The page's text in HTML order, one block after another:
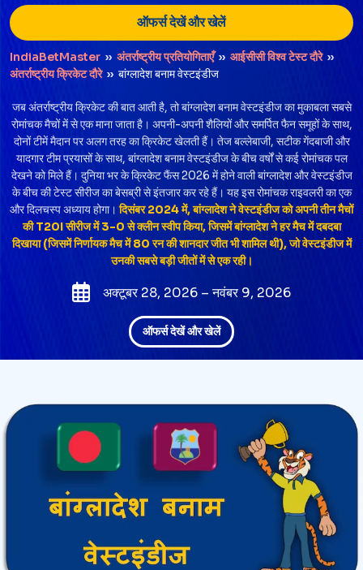
ऑफर्स देखें और खेलें
IndiaBetMaster ›› अंतर्राष्ट्रीय प्रतियोगिताएँ ›› आईसीसी विश्व टेस्ट दौरे ››
अंतर्राष्ट्रीय क्रिकेट दौरे ›› बांग्लादेश बनाम वेस्टइंडीज
जब अंतर्राष्ट्रीय क्रिकेट की बात आती है, तो बांग्लादेश बनाम वेस्टइंडीज का मुकाबला सबसे
रोमांचक मैचों में से एक माना जाता है। अपनी-अपनी शैलियों और समर्पित फैन समूहों के साथ,
दोनों टीमें मैदान पर अलग तरह का क्रिकेट खेलती हैं। तेज बल्लेबाजी, सटीक गेंदबाजी और
यादगार टीम प्रयासों के साथ, बांग्लादेश बनाम वेस्टइंडीज के बीच वर्षों से कई रोमांचक पल
देखने को मिले हैं। दुनिया भर के क्रिकेट फैंस 2026 में होने वाली बांग्लादेश और वेस्टइंडीज
के बीच की टेस्ट सीरीज का बेसब्री से इंतजार कर रहे हैं। यह इस रोमांचक राइवलरी का एक
और दिलचस्प अध्याय होगा।दिसंबर 2024 में, बांग्लादेश ने वेस्टइंडीज को अपनी तीन मैचों
की T20I सीरीज में 3-0 से क्लीन स्वीप किया, जिसमें बांग्लादेश ने हर मैच में दबदबा
दिखाया (जिसमें निर्णायक मैच में 80 रन की शानदार जीत भी शामिल थी), जो वेस्टइंडीज में
उनकी सबसे बड़ी जीतों में से एक रही।
अक्टूबर 28, 2026 – नवंबर 9, 2026
ऑफर्स देखें और खेलें